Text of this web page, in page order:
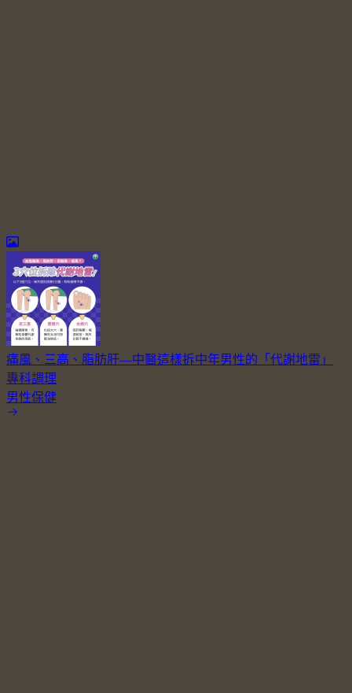
痛風、三高、脂肪肝—中醫這樣拆中年男性的「代謝地雷」
專科調理
男性保健